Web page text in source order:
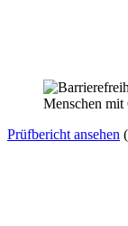
Prüfbericht ansehen